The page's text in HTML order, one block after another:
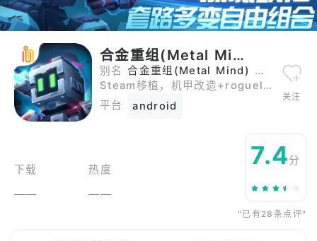
合金重组(Metal Mind)
别名合金重组(Metal Mind) 合金重组
Steam移植，机甲改造+roguelike动作手游《合金意志(Metal Mind)》，正式更名为《合金重组(Metal Mind)》
平台
android
关注
下载
——
热度
——
7.4分
"已有28条点评"